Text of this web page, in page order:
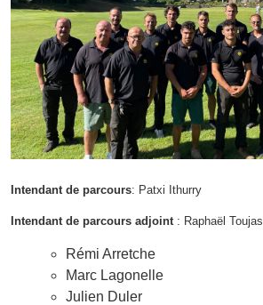
Intendant de parcours: Patxi Ithurry
Intendant de parcours adjoint : Raphaël Toujas
Rémi Arretche
Marc Lagonelle
Julien Duler